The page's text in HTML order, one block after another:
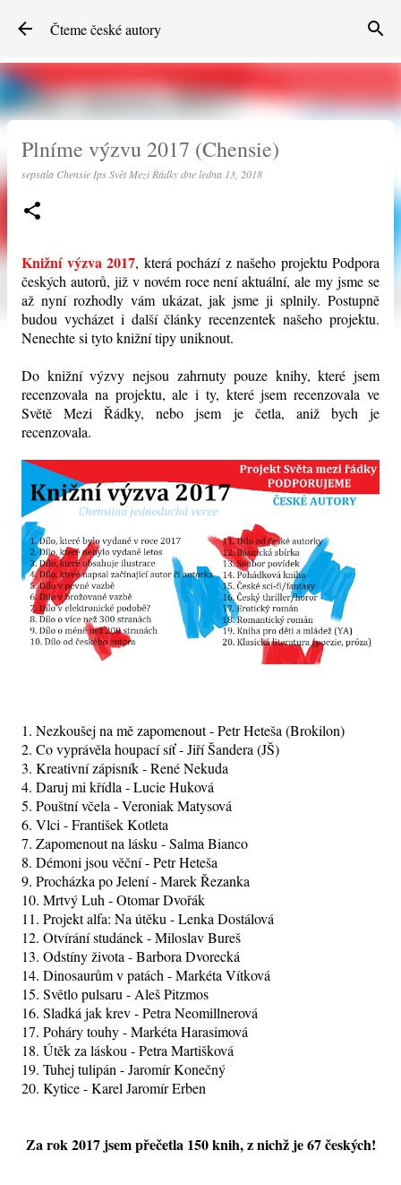
Přeskočit na hlavní obsah
Čteme české autory
Plníme výzvu 2017 (Chensie)
sepsala Chensie Ips Svět Mezi Řádkydneledna 13, 2018
Knižní výzva 2017, která pochází z našeho projektu Podpora
českých autorů, již v novém roce není aktuální, ale my jsme se
až nyní rozhodly vám ukázat, jak jsme ji splnily. Postupně
budou vycházet i další články recenzentek našeho projektu.
Nenechte si tyto knižní tipy uniknout.
Do knižní výzvy nejsou zahrnuty pouze knihy, které jsem
recenzovala na projektu, ale i ty, které jsem recenzovala ve
Světě Mezi Řádky, nebo jsem je četla, aniž bych je
recenzovala.
1. Nezkoušej na mě zapomenout - Petr Heteša (Brokilon)
2. Co vyprávěla houpací síť - Jiří Šandera (JŠ)
3. Kreativní zápisník - René Nekuda
4. Daruj mi křídla - Lucie Huková
5. Pouštní včela - Veroniak Matysová
6. Vlci - František Kotleta
7. Zapomenout na lásku - Salma Bianco
8. Démoni jsou věční - Petr Heteša
9. Procházka po Jelení - Marek Řezanka
10. Mrtvý Luh - Otomar Dvořák
11. Projekt alfa: Na útěku - Lenka Dostálová
12. Otvírání studánek - Miloslav Bureš
13. Odstíny života - Barbora Dvorecká
14. Dinosaurům v patách - Markéta Vítková
15. Světlo pulsaru - Aleš Pitzmos
16. Sladká jak krev - Petra Neomillnerová
17. Poháry touhy - Markéta Harasimová
18. Útěk za láskou - Petra Martišková
19. Tuhej tulipán - Jaromír Konečný
20. Kytice - Karel Jaromír Erben
Za rok 2017 jsem přečetla 150 knih, z nichž je 67 českých!